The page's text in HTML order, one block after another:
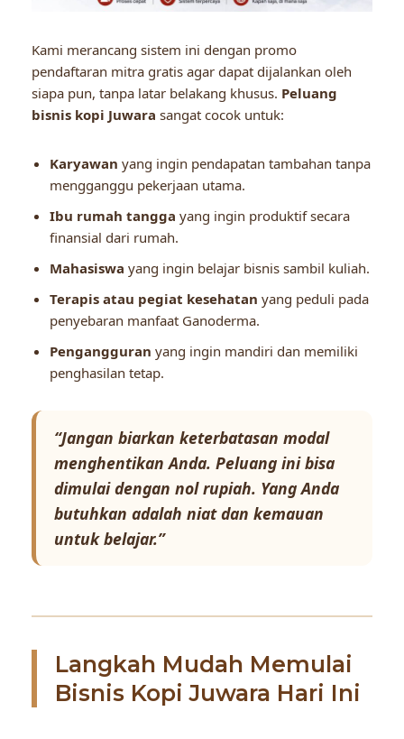
Kami merancang sistem ini dengan promo
pendaftaran mitra gratis agar dapat dijalankan oleh
siapa pun, tanpa latar belakang khusus. Peluang
bisnis kopi Juwara sangat cocok untuk:
Karyawan yang ingin pendapatan tambahan tanpa
mengganggu pekerjaan utama.
Ibu rumah tangga yang ingin produktif secara
finansial dari rumah.
Mahasiswa yang ingin belajar bisnis sambil kuliah.
Terapis atau pegiat kesehatan yang peduli pada
penyebaran manfaat Ganoderma.
Pengangguran yang ingin mandiri dan memiliki
penghasilan tetap.
“Jangan biarkan keterbatasan modal
menghentikan Anda. Peluang ini bisa
dimulai dengan nol rupiah. Yang Anda
butuhkan adalah niat dan kemauan
untuk belajar.”
Langkah Mudah Memulai
Bisnis Kopi Juwara Hari Ini